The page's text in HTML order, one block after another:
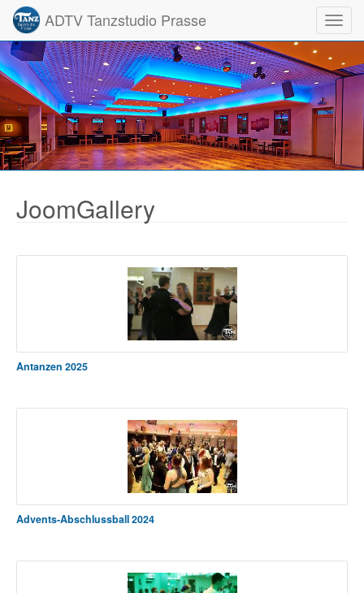
ADTV Tanzstudio Prasse
JoomGallery
Antanzen 2025
Advents-Abschlussball 2024